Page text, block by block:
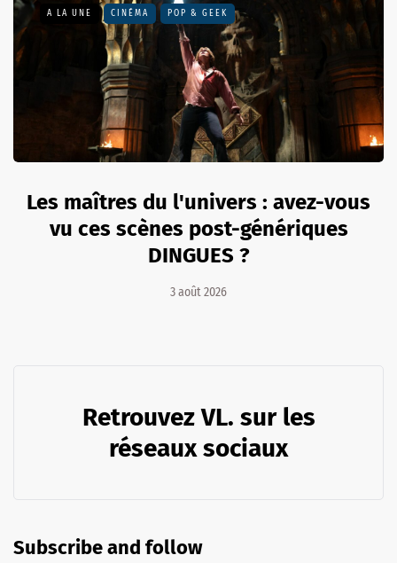
A LA UNE CINÉMA POP & GEEK
Les maîtres du l'univers : avez-vous
vu ces scènes post-génériques
DINGUES ?
3 août 2026
Retrouvez VL. sur les
réseaux sociaux
Subscribe and follow